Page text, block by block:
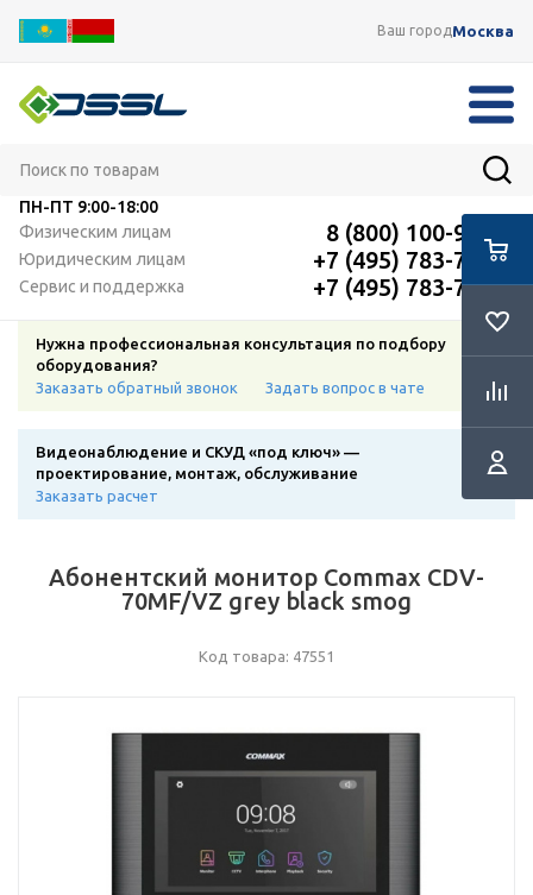
Ваш городМосква
ПН-ПТ 9:00-18:00
Физическим лицам
8 (800) 100-91-12
Юридическим лицам +7 (495) 783-72-87
Сервис и поддержка +7 (495) 783-72-87
Нужна профессиональная консультация по подбору
оборудования?
Заказать обратный звонок
Задать вопрос в чате
Видеонаблюдение и СКУД «под ключ» —
проектирование, монтаж, обслуживание
Заказать расчет
Абонентский монитор Commax CDV-
70MF/VZ grey black smog
Код товара: 47551